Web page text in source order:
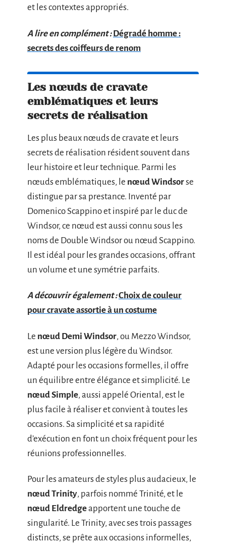
et les contextes appropriés.
A lire en complément : Dégradé homme :
secrets des coiffeurs de renom
Les nœuds de cravate
emblématiques et leurs
secrets de réalisation
Les plus beaux nœuds de cravate et leurs
secrets de réalisation résident souvent dans
leur histoire et leur technique. Parmi les
nœuds emblématiques, le nœud Windsorse
distingue par sa prestance. Inventé par
Domenico Scappino et inspiré par le duc de
Windsor, ce nœud est aussi connu sous les
noms de Double Windsor ou nœud Scappino.
Il est idéal pour les grandes occasions, offrant
un volume et une symétrie parfaits.
A découvrir également :Choix de couleur
pour cravate assortie à un costume
Le nœud Demi Windsor, ou Mezzo Windsor,
est une version plus légère du Windsor.
Adapté pour les occasions formelles, il offre
un équilibre entre élégance et simplicité. Le
nœud Simple, aussi appelé Oriental, est le
plus facile à réaliser et convient à toutes les
occasions. Sa simplicité et sa rapidité
d’exécution en font un choix fréquent pour les
réunions professionnelles.
Pour les amateurs de styles plus audacieux, le
nœud Trinity, parfois nommé Trinité, et le
nœud Eldredgeapportent une touche de
singularité. Le Trinity, avec ses trois passages
distincts, se prête aux occasions informelles,